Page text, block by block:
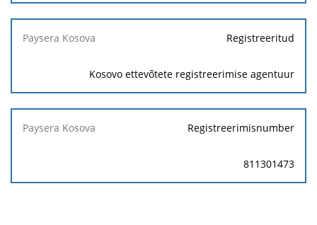
Registreeritud
Kosovo ettevõtete registreerimise agentuur
Registreerimisnumber
811301473